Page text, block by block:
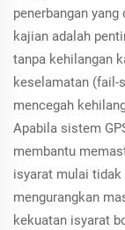
penerbangan
kajian adalah
tanpa kehilangan
keselamatan (fail-
mencegah
Apabila sistem
membantu
isyarat mulai
mengurangkan
kekuatan isyarat